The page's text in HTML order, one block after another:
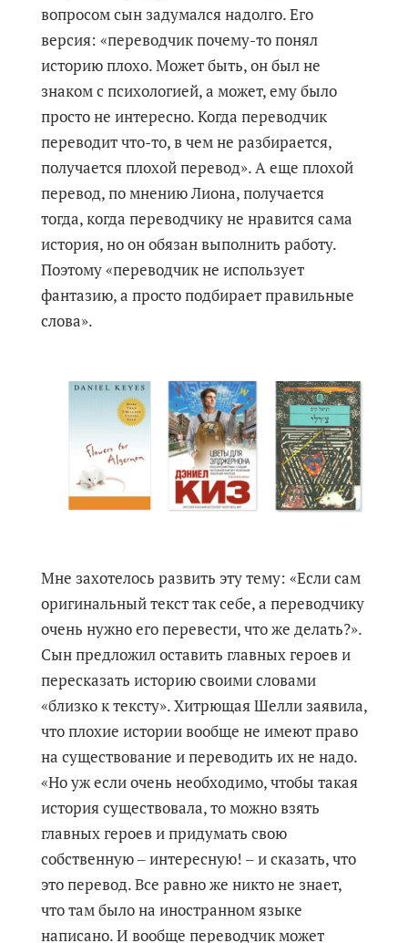
вопросом сын задумался надолго. Его
версия: «переводчик почему-то понял
историю плохо. Может быть, он был не
знаком с психологией, а может, ему было
просто не интересно. Когда переводчик
переводит что-то, в чем не разбирается,
получается плохой перевод». А еще плохой
перевод, по мнению Лиона, получается
тогда, когда переводчику не нравится сама
история, но он обязан выполнить работу.
Поэтому «переводчик не использует
фантазию, а просто подбирает правильные
слова».
Мне захотелось развить эту тему: «Если сам
оригинальный текст так себе, а переводчику
очень нужно его перевести, что же делать?».
Сын предложил оставить главных героев и
пересказать историю своими словами
«близко к тексту». Хитрющая Шелли заявила,
что плохие истории вообще не имеют право
на существование и переводить их не надо.
«Но уж если очень необходимо, чтобы такая
история существовала, то можно взять
главных героев и придумать свою
собственную ‒ интересную! ‒ и сказать, что
это перевод. Все равно же никто не знает,
что там было на иностранном языке
написано. И вообще переводчик может